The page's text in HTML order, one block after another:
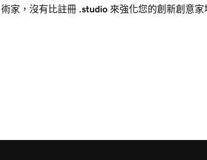
術家，沒有比註冊 .studio 來強化您的創新創意家